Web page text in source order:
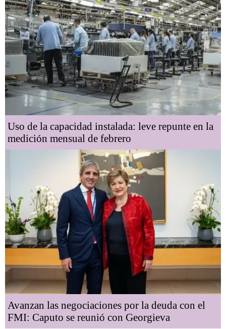
Uso de la capacidad instalada: leve repunte en la
medición mensual de febrero
Avanzan las negociaciones por la deuda con el
FMI: Caputo se reunió con Georgieva